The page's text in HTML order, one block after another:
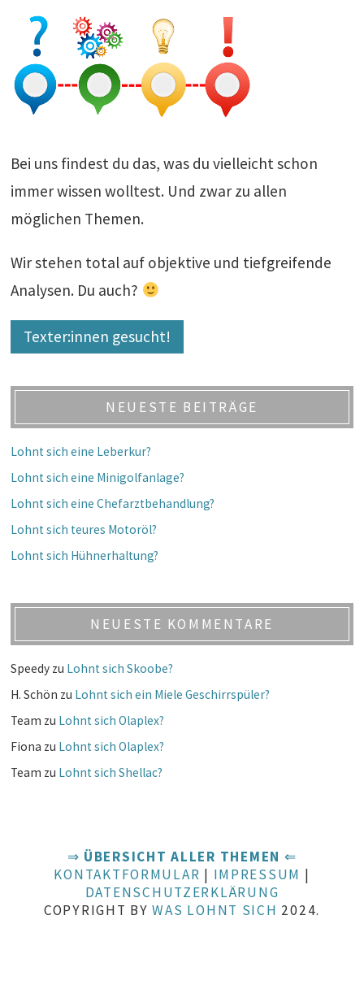
Bei uns findest du das, was du vielleicht schon
immer wissen wolltest. Und zwar zu allen
möglichen Themen.
Wir stehen total auf objektive und tiefgreifende
Analysen. Du auch?
Texter:innen gesucht!
NEUESTE BEITRÄGE
Lohnt sich eine Leberkur?
Lohnt sich eine Minigolfanlage?
Lohnt sich eine Chefarztbehandlung?
Lohnt sich teures Motoröl?
Lohnt sich Hühnerhaltung?
NEUESTE KOMMENTARE
Speedy zu Lohnt sich Skoobe?
H. Schön zu Lohnt sich ein Miele Geschirrspüler?
Team zu Lohnt sich Olaplex?
Fiona zu Lohnt sich Olaplex?
Team zu Lohnt sich Shellac?
⇒ ÜBERSICHT ALLER THEMEN ⇐
KONTAKTFORMULAR | IMPRESSUM |
DATENSCHUTZERKLÄRUNG
COPYRIGHT BYWAS LOHNT SICH 2024.